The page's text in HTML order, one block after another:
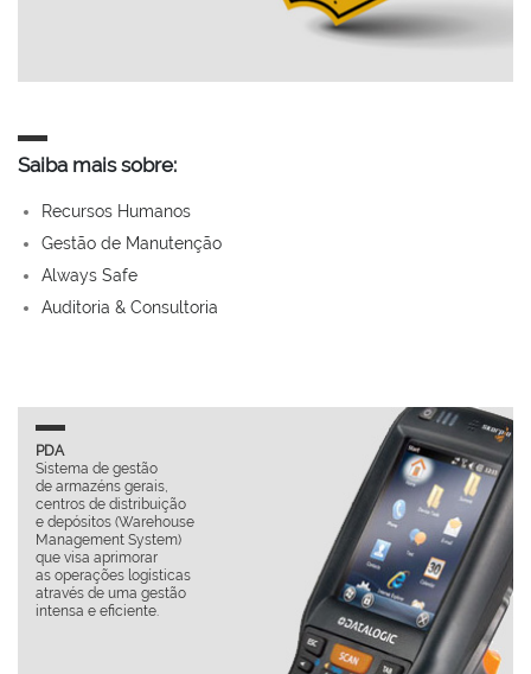
Saiba mais sobre:
Recursos Humanos
Gestão de Manutenção
Always Safe
Auditoria & Consultoria
gestão
GESTÃO HOTELEIRA
Especialmente
para habilitar a
rigorosa de qualquer
unidade hoteleira,
independentemente
da sua dimensão.